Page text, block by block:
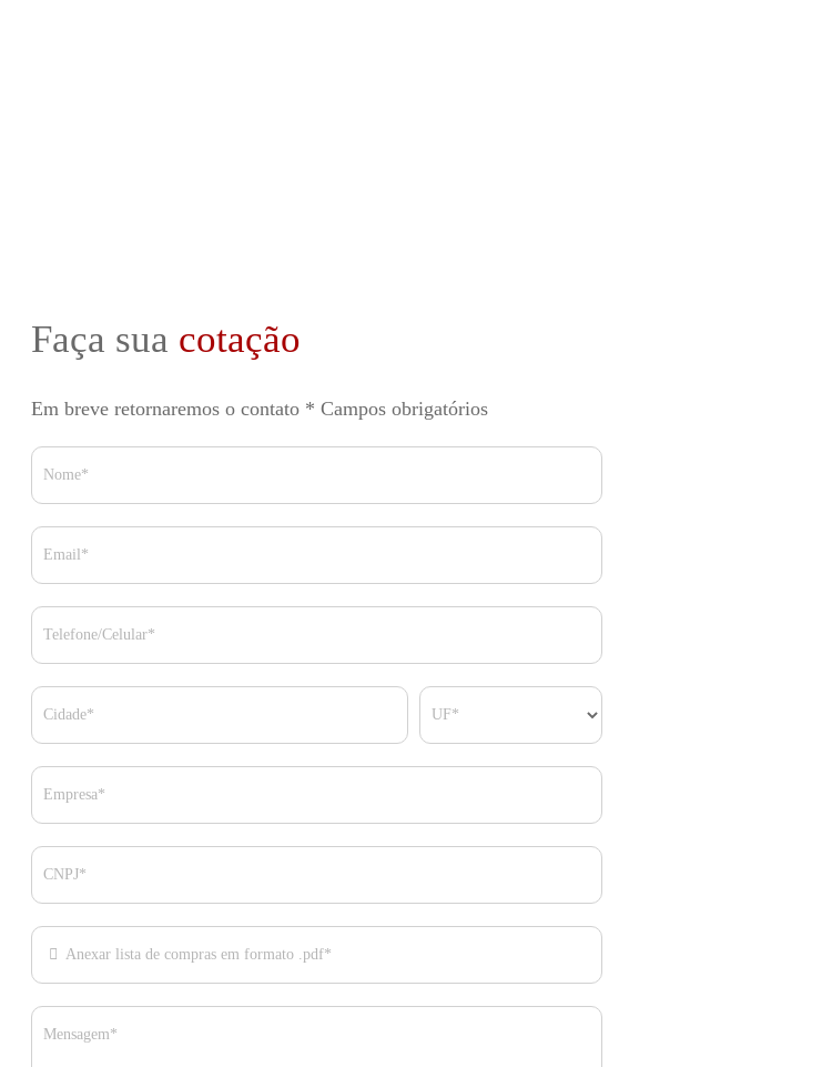
Faça sua cotação
Em breve retornaremos o contato * Campos obrigatórios
Nome*
Email*
Telefone/Celular*
Cidade* UF*
Empresa*
CNPJ*
Anexar lista de compras em formato .pdf*
Mensagem*